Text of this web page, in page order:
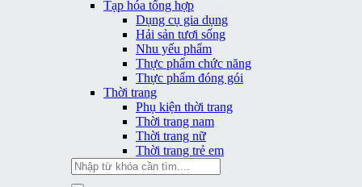
Tạp hóa tổng hợp
Dụng cụ gia dụng
Hải sản tươi sống
Nhu yếu phẩm
Thực phẩm chức năng
Thực phẩm đóng gói
Thời trang
Phụ kiện thời trang
Thời trang nam
Thời trang nữ
Thời trang trẻ em
Tìm
kiếm: